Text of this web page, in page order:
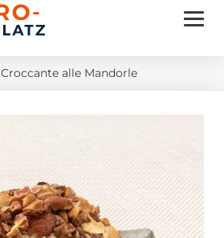
Croccante alle Mandorle